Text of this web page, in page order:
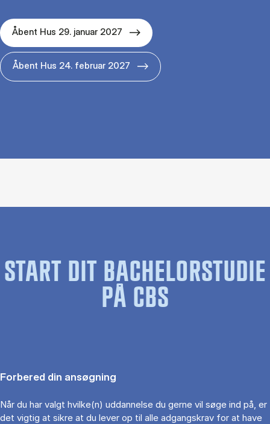
Åbent Hus 29. januar 2027
Åbent Hus 24. februar 2027
START DIT BACHELORSTUDIE
PÅ CBS
Forbered din ansøgning
Når du har valgt hvilke(n) uddannelse du gerne vil søge ind på, er
det vigtig at sikre at du lever op til alle adgangskrav for at have